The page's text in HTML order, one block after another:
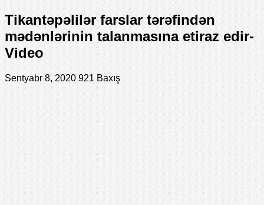
Tikantəpəlilər farslar tərəfindən
mədənlərinin talanmasına etiraz edir-
Video
Sentyabr 8, 2020 921 Baxış